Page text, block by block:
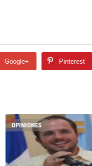
Google+ Pinterest
OPINIONES